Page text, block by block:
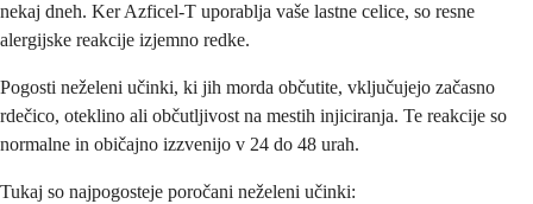
nekaj dneh. Ker Azficel-T uporablja vaše lastne celice, so resne
alergijske reakcije izjemno redke.
Pogosti neželeni učinki, ki jih morda občutite, vključujejo začasno
rdečico, oteklino ali občutljivost na mestih injiciranja. Te reakcije so
normalne in običajno izzvenijo v 24 do 48 urah.
Tukaj so najpogosteje poročani neželeni učinki: